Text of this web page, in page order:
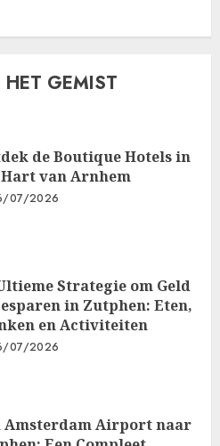
HET GEMIST
de Boutique Hotels in
van Arnhem
07/2026
Strategie om Geld
in Zutphen: Eten,
en Activiteiten
07/2026
Amsterdam Airport naar